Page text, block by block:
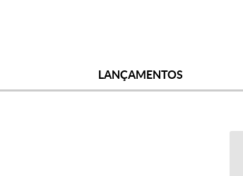
LANÇAMENTOS